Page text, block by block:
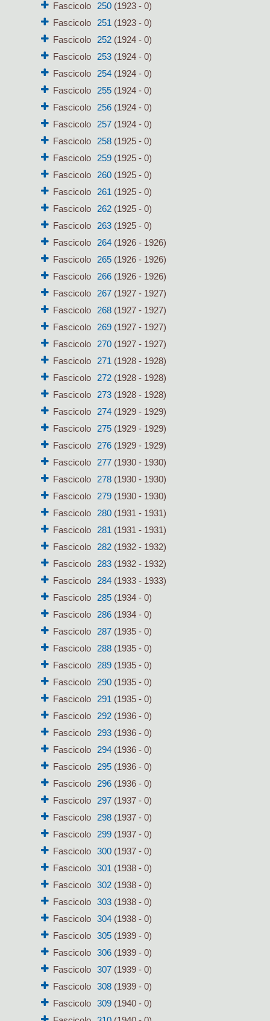
Fascicolo
250(1923 - 0)
Fascicolo
251 (1923 - 0)
Fascicolo
252(1924 - 0)
Fascicolo
253(1924 - 0)
Fascicolo
254(1924 - 0)
Fascicolo
255(1924 - 0)
Fascicolo
256(1924 - 0)
Fascicolo
257(1924 - 0)
Fascicolo
258(1925 - 0)
Fascicolo
259(1925 - 0)
Fascicolo
260(1925 - 0)
Fascicolo
261 (1925 - 0)
Fascicolo
262(1925 - 0)
Fascicolo
263(1925 - 0)
Fascicolo
264(1926 - 1926)
Fascicolo
265(1926 - 1926)
Fascicolo
266(1926 - 1926)
Fascicolo
267(1927 - 1927)
Fascicolo
268(1927 - 1927)
Fascicolo
269(1927 - 1927)
Fascicolo
270(1927 - 1927)
Fascicolo
271 (1928 - 1928)
Fascicolo
272(1928 - 1928)
Fascicolo
273(1928 - 1928)
Fascicolo
274(1929 - 1929)
Fascicolo
275(1929 - 1929)
Fascicolo
276(1929 - 1929)
Fascicolo
277(1930 - 1930)
Fascicolo
278(1930 - 1930)
Fascicolo
279(1930 - 1930)
Fascicolo
280(1931 - 1931)
Fascicolo
281 (1931 - 1931)
Fascicolo
282(1932 - 1932)
Fascicolo
283(1932 - 1932)
Fascicolo
284(1933 - 1933)
Fascicolo
285(1934 - 0)
Fascicolo
286(1934 - 0)
Fascicolo
287(1935 - 0)
Fascicolo
288(1935 - 0)
Fascicolo
289(1935 - 0)
Fascicolo
290(1935 - 0)
Fascicolo
291 (1935 - 0)
Fascicolo
292(1936 - 0)
Fascicolo
293(1936 - 0)
Fascicolo
294(1936 - 0)
Fascicolo
295(1936 - 0)
Fascicolo
296(1936 - 0)
Fascicolo
297(1937 - 0)
Fascicolo
298(1937 - 0)
Fascicolo
299(1937 - 0)
Fascicolo
300(1937 - 0)
Fascicolo
301 (1938 - 0)
Fascicolo
302(1938 - 0)
Fascicolo
303(1938 - 0)
Fascicolo
304(1938 - 0)
Fascicolo
305(1939 - 0)
Fascicolo
306(1939 - 0)
Fascicolo
307(1939 - 0)
Fascicolo
308(1939 - 0)
Fascicolo
309(1940 - 0)